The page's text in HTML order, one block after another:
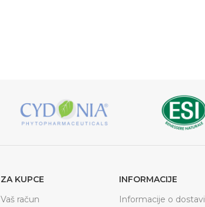
ZA KUPCE
Vaš račun
INFORMACIJE
Informacije o dostavi